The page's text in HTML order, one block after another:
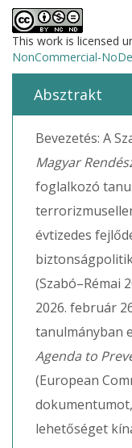
This work is licensed
NonCommercial-
Absztrakt
Bevezetés: A
Magyar
foglalkozó
évtizedes
(Szabó–Rémai
2026. február
tanulmányban
Agenda to
(European
lehetőséget